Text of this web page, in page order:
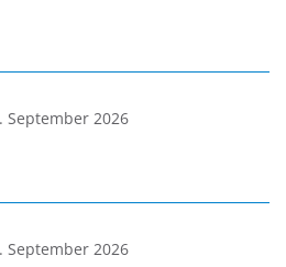
September 2026
September 2026